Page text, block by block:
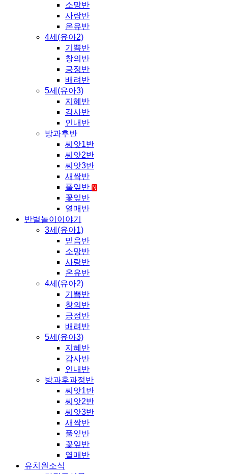
소망반
사랑반
온유반
4세(유아2)
기쁨반
창의반
긍정반
배려반
5세(유아3)
지혜반
감사반
인내반
방과후반
씨앗1반
씨앗2반
씨앗3반
새싹반
풀잎반 N
꽃잎반
열매반
반별놀이이야기
3세(유아1)
믿음반
소망반
사랑반
온유반
4세(유아2)
기쁨반
창의반
긍정반
배려반
5세(유아3)
지혜반
감사반
인내반
방과후과정반
씨앗1반
씨앗2반
씨앗3반
새싹반
풀잎반
꽃잎반
열매반
유치원소식